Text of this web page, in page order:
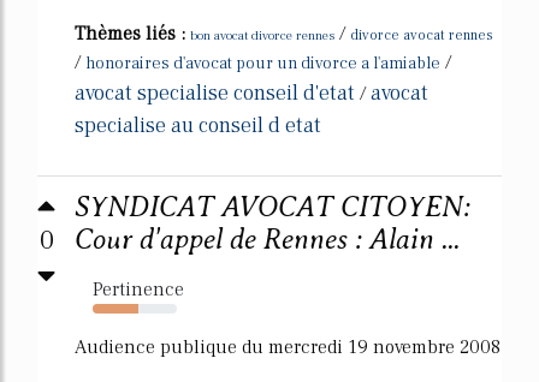
Thèmes liés : bon avocat divorce rennes / divorce avocat rennes
/ honoraires d'avocat pour un divorce a l'amiable /
avocat specialise conseil d'etat /avocat
specialise au conseil d etat
0
SYNDICAT AVOCAT CITOYEN:
Cour d'appel de Rennes : Alain ...
Pertinence
54%
Audience publique du mercredi 19 novembre 2008